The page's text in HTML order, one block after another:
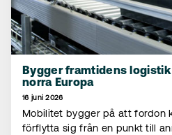
Bygger framtidens
norra Europa
16 juni 2026
Mobilitet bygger på att fordon
förflytta sig från en punkt till